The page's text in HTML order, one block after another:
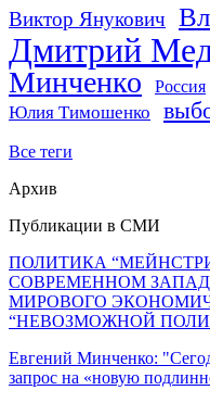
Виктор Янукович
Дмитрий
Минченко
Россия
Юлия Тимошенко
Все теги
Архив
Публикации в СМИ
ПОЛИТИКА
СОВРЕМЕННОМ
МИРОВОГО
“НЕВОЗМОЖНОЙ
Евгений Минченко:
запрос на «новую